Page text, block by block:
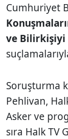
Cumhuriyet
ve Bilirkişiyi
Soruşturma
Pehlivan,
Asker ve
sıra Halk TV